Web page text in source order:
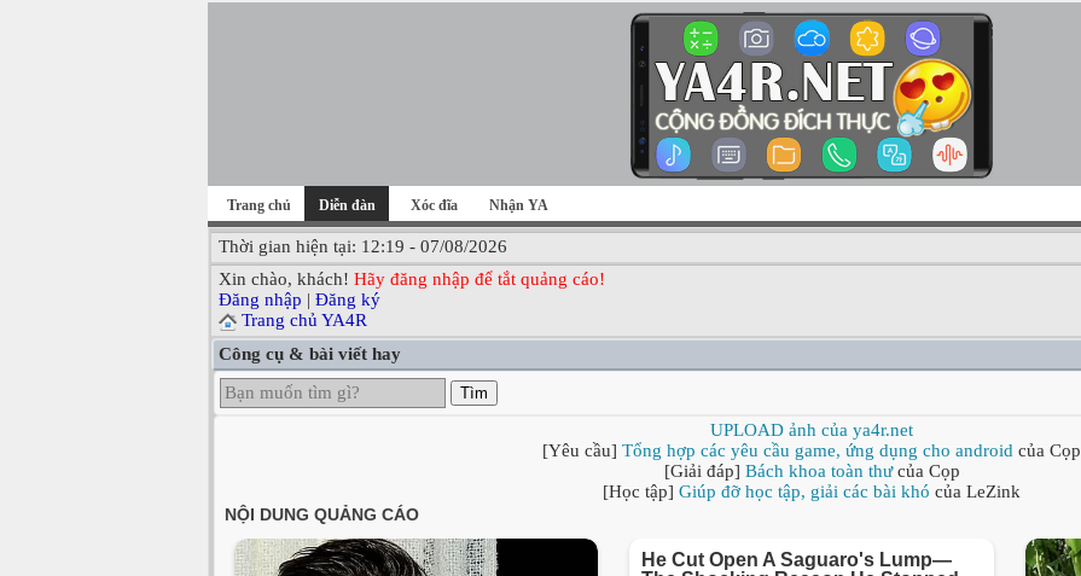
Trang chủ Diễn đàn Xóc đĩa Nhận YA
Thời gian hiện tại: 12:19 - 07/08/2026
Xin chào, khách! Hãy đăng nhập để tắt quảng cáo!
Đăng nhập | Đăng ký
Trang chủ YA4R
Công cụ & bài viết hay
Tìm
UPLOAD ảnh của ya4r.net
[Yêu cầu] Tổng hợp các yêu cầu game, ứng dụng cho android của Cọp
[Giải đáp] Bách khoa toàn thưcủa Cọp
[Học tập] Giúp đỡ học tập, giải các bài khó của LeZink